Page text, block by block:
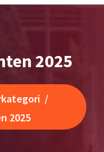
2025
/
2025